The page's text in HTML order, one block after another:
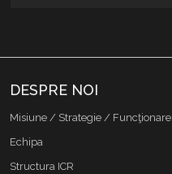
DESPRE NOI
Misiune / Strategie / Funcţionare
Echipa
Structura ICR